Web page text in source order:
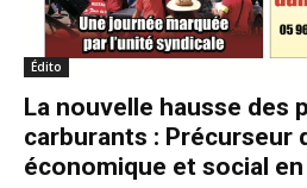
Édito
La nouvelle hausse des
carburants : Précurseur
économique et social